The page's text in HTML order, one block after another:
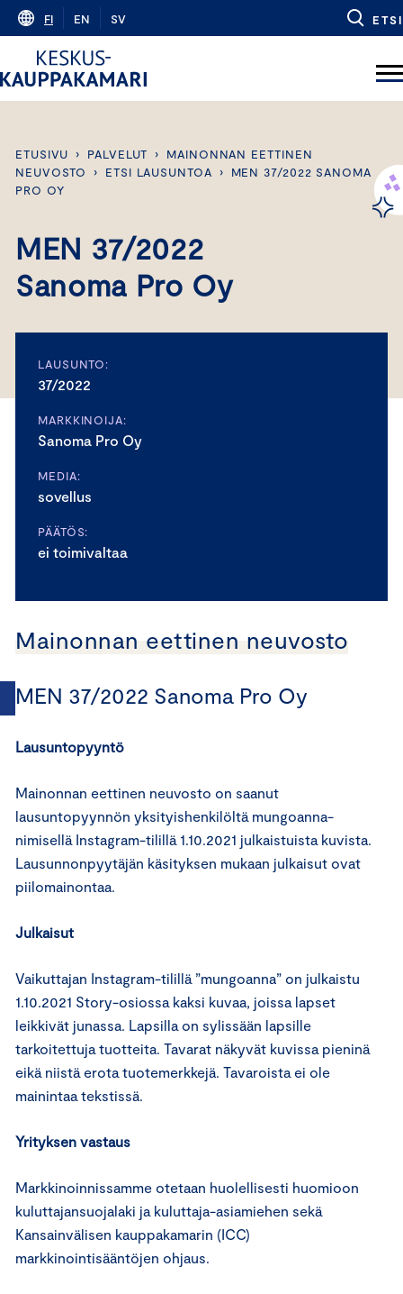
Skip
content
FI EN SV ETSI
ETUSIVU › PALVELUT ›
MAINONNAN EETTINEN
NEUVOSTO
› ETSI LAUSUNTOA ›
MEN 37/2022 SANOMA
PRO OY
MEN 37/2022
Sanoma Pro Oy
LAUSUNTO:
37/2022
MARKKINOIJA:
Sanoma Pro Oy
MEDIA:
sovellus
PÄÄTÖS:
ei toimivaltaa
Mainonnan eettinen neuvosto
MEN 37/2022 Sanoma Pro Oy
Lausuntopyyntö
Mainonnan eettinen neuvosto on saanut
lausuntopyynnön yksityishenkilöltä mungoanna-
nimisellä Instagram-tilillä 1.10.2021 julkaistuista kuvista.
Lausunnonpyytäjän käsityksen mukaan julkaisut ovat
piilomainontaa.
Julkaisut
Vaikuttajan Instagram-tilillä ”mungoanna” on julkaistu
1.10.2021 Story-osiossa kaksi kuvaa, joissa lapset
leikkivät junassa. Lapsilla on sylissään lapsille
tarkoitettuja tuotteita. Tavarat näkyvät kuvissa pieninä
eikä niistä erota tuotemerkkejä. Tavaroista ei ole
mainintaa tekstissä.
Yrityksen vastaus
Markkinoinnissamme otetaan huolellisesti huomioon
kuluttajansuojalaki ja kuluttaja-asiamiehen sekä
Kansainvälisen kauppakamarin (ICC)
markkinointisääntöjen ohjaus.